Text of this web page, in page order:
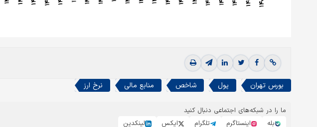
بورس تهران پول شاخص منابع مالی نرخ ارز
ما را در شبکه‌های اجتماعی دنبال کنید
بله
اینستاگرم تلگرام ایکس لینکدین